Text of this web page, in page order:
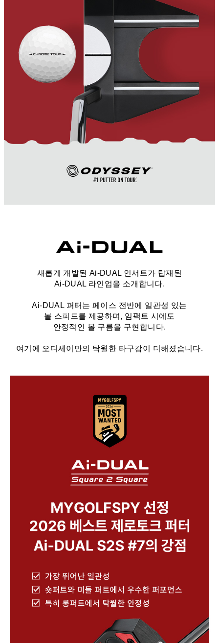
새롭게 개발된 Ai-DUAL 인서트가 탑재된
Ai-DUAL 라인업을 소개합니다.
Ai-DUAL 퍼터는 페이스 전반에 일관성 있는
볼 스피드를 제공하며, 임팩트 시에도
안정적인 볼 구름을 구현합니다.
여기에 오디세이만의 탁월한 타구감이 더해졌습니다.